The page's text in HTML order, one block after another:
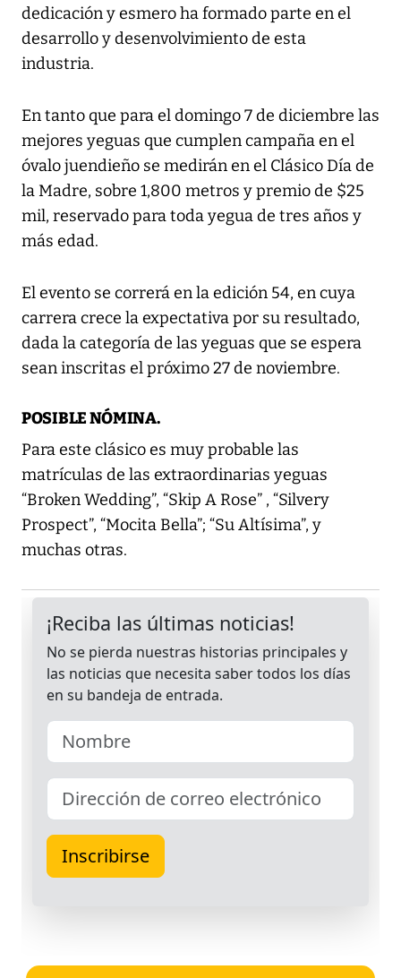
dedicación y esmero ha formado parte en el
desarrollo y desenvolvimiento de esta
industria.
En tanto que para el domingo 7 de diciembre las
mejores yeguas que cumplen campaña en el
óvalo juendieño se medirán en el Clásico Día de
la Madre, sobre 1,800 metros y premio de $25
mil, reservado para toda yegua de tres años y
más edad.
El evento se correrá en la edición 54, en cuya
carrera crece la expectativa por su resultado,
dada la categoría de las yeguas que se espera
sean inscritas el próximo 27 de noviembre.
POSIBLE NÓMINA.
Para este clásico es muy probable las
matrículas de las extraordinarias yeguas
“Broken Wedding”, “Skip A Rose” , “Silvery
Prospect”, “Mocita Bella”; “Su Altísima”, y
muchas otras.